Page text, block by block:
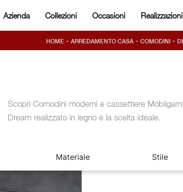
Azienda Collezioni Occasioni Realizzazioni
HOME - ARREDAMENTO CASA - COMODINI -
Scopri Comodini moderni e cassettiere
Dream realizzato in legno è la scelta ideale.
Materiale Stile